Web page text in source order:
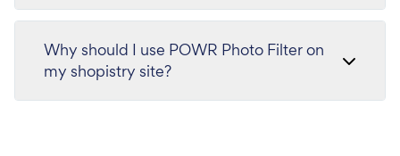
Why should I use POWR Photo Filter on
my shopistry site?